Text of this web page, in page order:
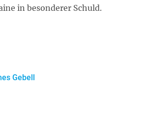
in besonderer Schuld.
Gebell